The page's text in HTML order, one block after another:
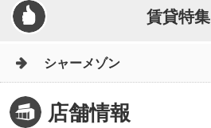
賃貸特集
シャーメゾン
店舗情報